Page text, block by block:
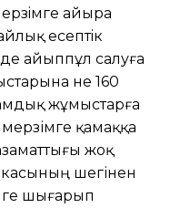
айыра
есептiк
айыппұл салуға
не 160
жұмыстарға
мерзімге қамаққа
жоқ
шегінен
шығарып